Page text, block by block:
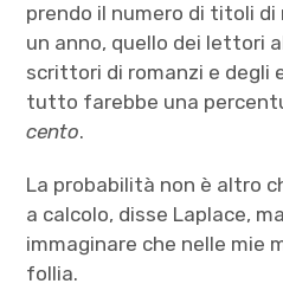
prendo il numero di titoli
un anno, quello dei lettori
scrittori di romanzi e degli
tutto farebbe una
cento.
La probabilità non è altro
a calcolo, disse Laplace,
immaginare che nelle mie
follia.